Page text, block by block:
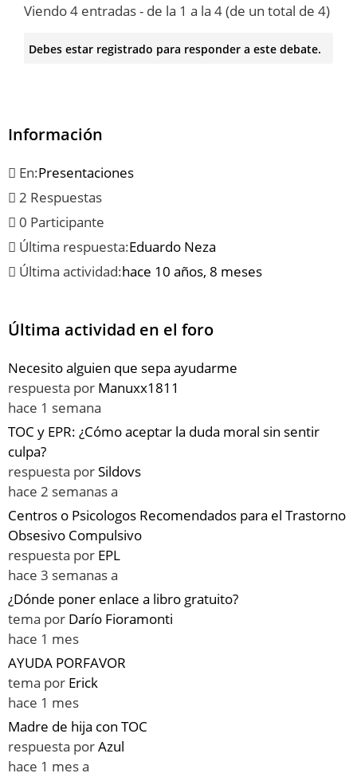
Viendo 4 entradas - de la 1 a la 4 (de un total de 4)
Debes estar registrado para responder a este debate.
Información
En:Presentaciones
2 Respuestas
0 Participante
Última respuesta:Eduardo Neza
Última actividad:hace 10 años, 8 meses
Última actividad en el foro
Necesito alguien que sepa ayudarme
respuesta por Manuxx1811
hace 1 semana
TOC y EPR: ¿Cómo aceptar la duda moral sin sentir
culpa?
respuesta porSildovs
hace 2 semanas a
Centros o Psicologos Recomendados para el Trastorno
Obsesivo Compulsivo
respuesta por EPL
hace 3 semanas a
¿Dónde poner enlace a libro gratuito?
tema por Darío Fioramonti
hace 1 mes
AYUDA PORFAVOR
tema por Erick
hace 1 mes
Madre de hija con TOC
respuesta porAzul
hace 1 mes a